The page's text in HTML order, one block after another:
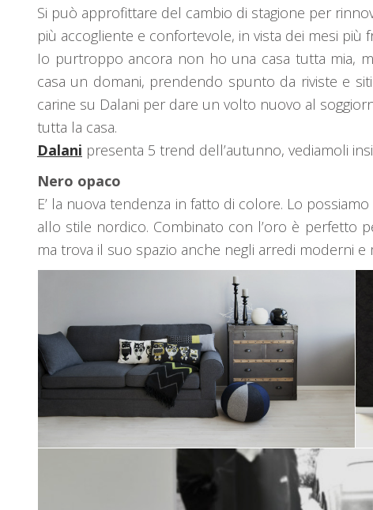
Si può approfittare del cambio di stagione per
più accogliente e confortevole, in vista dei mesi più
Io purtroppo ancora non ho una casa tutta mia,
casa un domani, prendendo spunto da riviste e
carine su Dalani per dare un volto nuovo al
tutta la casa.
Dalani presenta 5 trend dell’autunno, vediamoli
Nero opaco
E’ la nuova tendenza in fatto di colore. Lo
allo stile nordico. Combinato con l’oro è perfetto
ma trova il suo spazio anche negli arredi moderni e